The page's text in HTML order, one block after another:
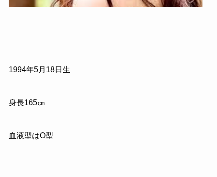
1994年5月18日生
身長165㎝
血液型はO型